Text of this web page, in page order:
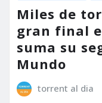
Miles de
gran final
suma su
Mundo
torrent al dia